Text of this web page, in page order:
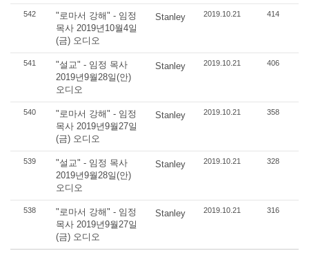
542
"로마서 강해" - 임정
목사 2019년10월4일
(금) 오디오
Stanley 2019.10.21 414
541
"설교" - 임정 목사
2019년9월28일(안)
오디오
Stanley 2019.10.21 406
540
"로마서 강해" - 임정
목사 2019년9월27일
(금) 오디오
Stanley 2019.10.21 358
539
"설교" - 임정 목사
2019년9월28일(안)
오디오
Stanley 2019.10.21 328
538
"로마서 강해" - 임정
목사 2019년9월27일
(금) 오디오
Stanley 2019.10.21 316